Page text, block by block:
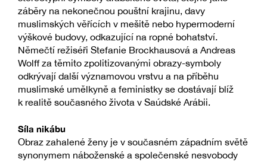
záběry na nekonečnou pouštní krajinu, davy
muslimských věřících v mešitě nebo hypermoderní
výškové budovy, odkazující na ropné bohatství.
Němečtí režiséři Stefanie Brockhausová a Andreas
Wolff za těmito zpolitizovanými obrazy-symboly
odkrývají další významovou vrstvu a na příběhu
muslimské umělkyně a feministky se dostávají blíž
k realitě současného života v Saúdské Arábii.
Síla nikábu
Obraz zahalené ženy je v současném západním světě
synonymem náboženské a společenské nesvobody